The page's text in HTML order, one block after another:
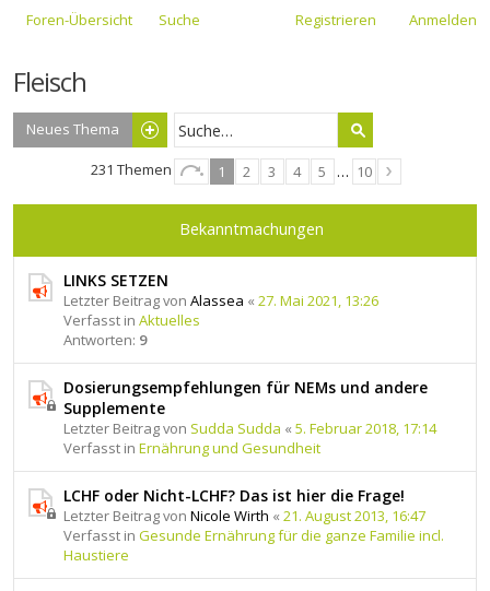
Foren-Übersicht Suche Anmelden
Registrieren
Fleisch
Neues Thema
231 Themen 1 2 3 4 5 … 10
Bekanntmachungen
LINKS SETZEN
Letzter Beitrag von Alassea « 27. Mai 2021, 13:26
Verfasst in Aktuelles
Antworten: 9
Dosierungsempfehlungen für NEMs und andere
Supplemente
Letzter Beitrag von Sudda Sudda « 5. Februar 2018, 17:14
Verfasst in Ernährung und Gesundheit
LCHF oder Nicht-LCHF? Das ist hier die Frage!
Letzter Beitrag von Nicole Wirth « 21. August 2013, 16:47
Verfasst in Gesunde Ernährung für die ganze Familie incl.
Haustiere